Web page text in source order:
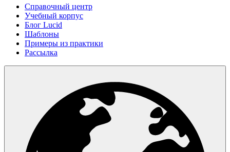
Справочный центр
Учебный корпус
Блог Lucid
Шаблоны
Примеры из практики
Рассылка